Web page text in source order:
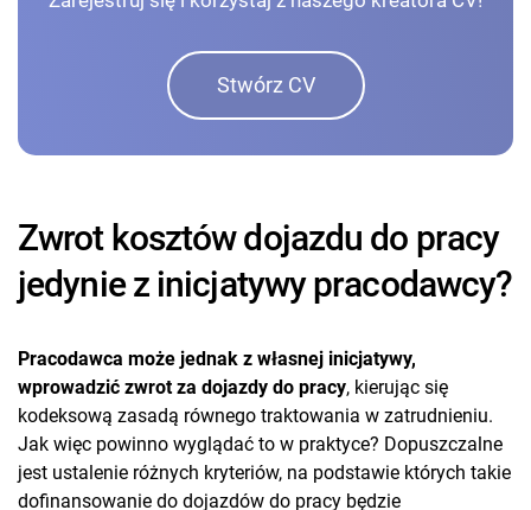
Stwórz CV
Zwrot kosztów dojazdu do pracy
jedynie z inicjatywy pracodawcy?
Pracodawca może jednak z własnej inicjatywy,
wprowadzić zwrot za dojazdy do pracy, kierując się
kodeksową zasadą równego traktowania w zatrudnieniu.
Jak więc powinno wyglądać to w praktyce? Dopuszczalne
jest ustalenie różnych kryteriów, na podstawie których takie
dofinansowanie do dojazdów do pracy będzie